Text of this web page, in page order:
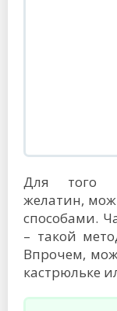
Для того
желатин,
способами.
– такой
Впрочем,
кастрюльке